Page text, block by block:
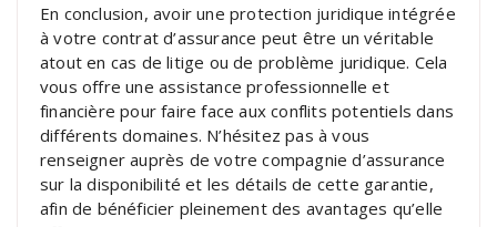
En conclusion, avoir une protection juridique intégrée
à votre contrat d’assurance peut être un véritable
atout en cas de litige ou de problème juridique. Cela
vous offre une assistance professionnelle et
financière pour faire face aux conflits potentiels dans
différents domaines. N’hésitez pas à vous
renseigner auprès de votre compagnie d’assurance
sur la disponibilité et les détails de cette garantie,
afin de bénéficier pleinement des avantages qu’elle